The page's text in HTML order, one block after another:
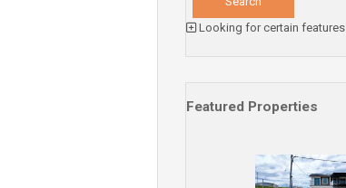
Looking for certain features
Featured Properties